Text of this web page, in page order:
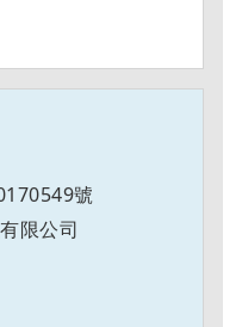
號
限公司